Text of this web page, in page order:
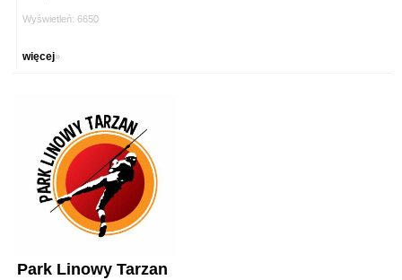
Wyświetleń: 6650
więcej»
Park Linowy Tarzan